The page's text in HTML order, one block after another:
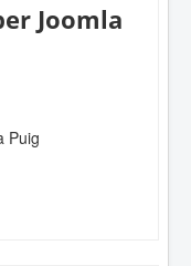
Joomla
Puig